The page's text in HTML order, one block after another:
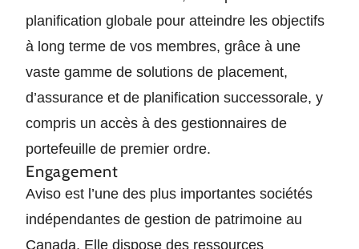
planification globale pour atteindre les objectifs
à long terme de vos membres, grâce à une
vaste gamme de solutions de placement,
d’assurance et de planification successorale, y
compris un accès à des gestionnaires de
portefeuille de premier ordre.
Engagement
Aviso est l’une des plus importantes sociétés
indépendantes de gestion de patrimoine au
Canada. Elle dispose des ressources